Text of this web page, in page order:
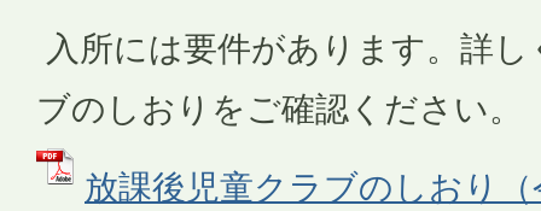
入所には要件があります。詳
ブのしおりをご確認ください。
放課後児童クラブのしおり